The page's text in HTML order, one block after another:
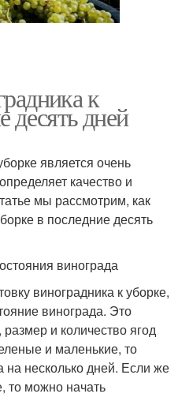
к
десять дней
является очень
качество и
мы рассмотрим, как
в последние десять
винограда
виноградника к уборке,
винограда. Это
и количество ягод
и маленькие, то
несколько дней. Если же
то можно начать